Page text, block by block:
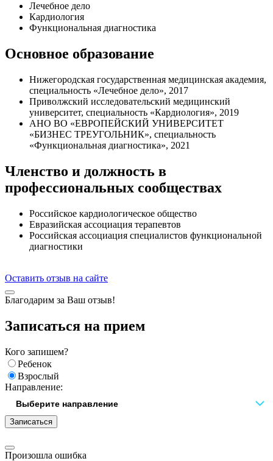
Лечебное дело
Кардиология
Функциональная диагностика
Основное образование
Нижегородская государственная медицинская академия,
специальность «Лечебное дело», 2017
Приволжский исследовательский медицинский
университет, специальность «Кардиология», 2019
АНО ВО «ЕВРОПЕЙСКИЙ УНИВЕРСИТЕТ
«БИЗНЕС ТРЕУГОЛЬНИК», специальность
«Функциональная диагностика», 2021
Членство и должность в
профессиональных сообществах
Российское кардиологическое общество
Евразийская ассоциация терапевтов
Российская ассоциация специалистов функциональной
диагностики
Оставить отзыв на сайте
Благодарим за Ваш отзыв!
Записаться на прием
Кого запишем?
Ребенок
Взрослый
Направление:
Записаться
Произошла ошибка